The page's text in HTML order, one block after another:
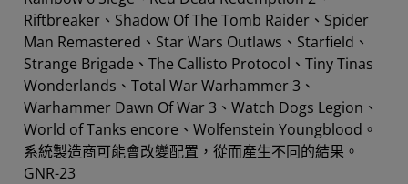
Riftbreaker、Shadow Of The Tomb Raider、Spider
Man Remastered、Star Wars Outlaws、Starfield、
Strange Brigade、The Callisto Protocol、Tiny Tinas
Wonderlands、Total War Warhammer 3、
Warhammer Dawn Of War 3、Watch Dogs Legion、
World of Tanks encore、Wolfenstein Youngblood。
系統製造商可能會改變配置，從而產生不同的結果。
GNR-23